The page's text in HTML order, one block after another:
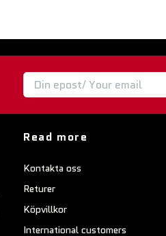
Read more
Kontakta oss
Returer
Köpvillkor
International customers